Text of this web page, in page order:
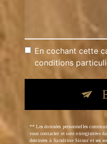
En cochant cette
conditions
** Les données personnelles
vous contacter et sont enregistrées
destinées à Sandrine Sirour et ses